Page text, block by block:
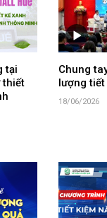
tại
thiết
Chung
lượng tiết
18/06/2026